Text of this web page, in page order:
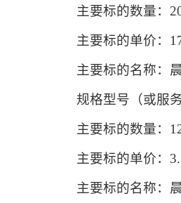
主要标的数量：
主要标的单价：
主要标的名称：
规格型号（或服
主要标的数量：
主要标的单价：
主要标的名称：